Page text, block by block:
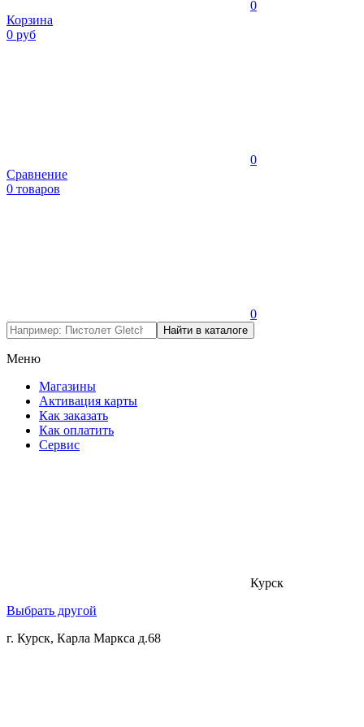
0
Корзина
0 руб
0
Сравнение
0 товаров
0
Меню
Магазины
Активация карты
Как заказать
Как оплатить
Сервис
Курск
Выбрать другой
г. Курск, Карла Маркса д.68